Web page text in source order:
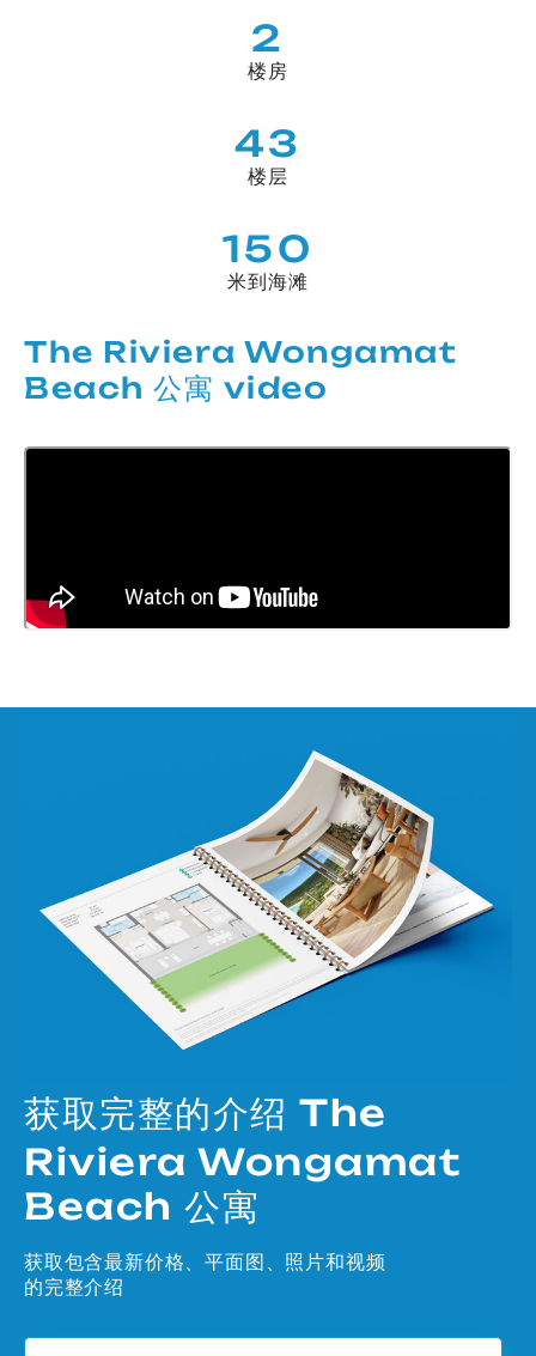
2
楼房
43
楼层
150
米到海滩
The Riviera Wongamat
Beach 公寓 video
获取完整的介绍 The
Riviera Wongamat
Beach 公寓
获取包含最新价格、平面图、照片和视频
的完整介绍